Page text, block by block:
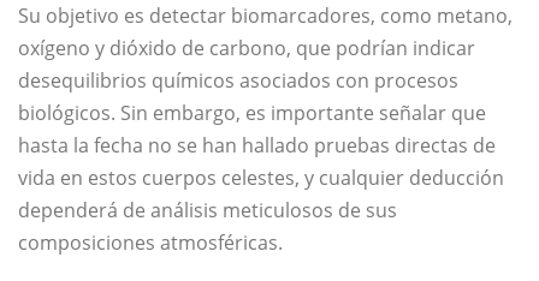
Su objetivo es detectar biomarcadores, como metano,
oxígeno y dióxido de carbono, que podrían indicar
desequilibrios químicos asociados con procesos
biológicos. Sin embargo, es importante señalar que
hasta la fecha no se han hallado pruebas directas de
vida en estos cuerpos celestes, y cualquier deducción
dependerá de análisis meticulosos de sus
composiciones atmosféricas.